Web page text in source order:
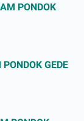
PONDOK
GEDE